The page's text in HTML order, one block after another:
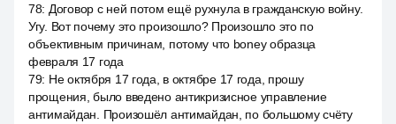
78: Договор с ней потом ещё рухнула в гражданскую войну.
Угу. Вот почему это произошло? Произошло это по
объективным причинам, потому что boney образца
февраля 17 года
79: Не октября 17 года, в октябре 17 года, прошу
прощения, было введено антикризисное управление
антимайдан. Произошёл антимайдан, по большому счёту